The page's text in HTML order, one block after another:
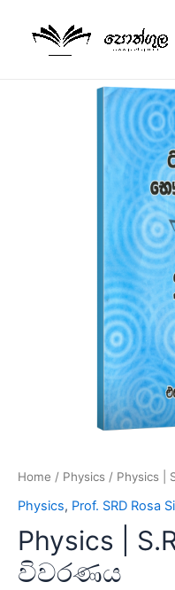
Home / Physics / Physics |
Physics, Prof. SRD Rosa
Physics |
විවරණය